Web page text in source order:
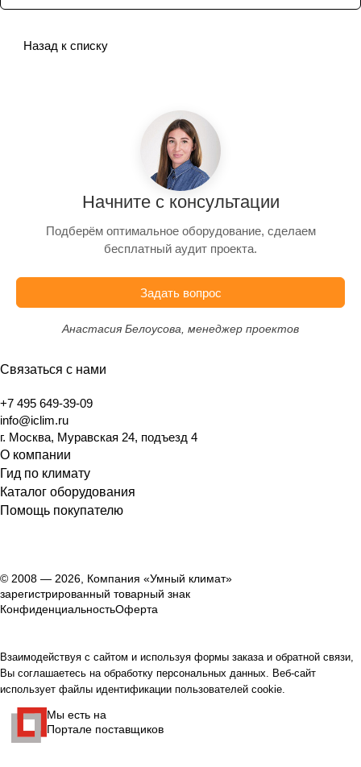
Назад к списку
Начните с консультации
Подберём оптимальное оборудование, сделаем
бесплатный аудит проекта.
Задать вопрос
Анастасия Белоусова, менеджер проектов
Связаться с нами
+7 495 649-39-09
info@iclim.ru
г. Москва, Муравская 24, подъезд 4
О компании
Гид по климату
Каталог оборудования
Помощь покупателю
© 2008 — 2026, Компания «Умный климат»
зарегистрированный товарный знак
КонфиденциальностьОферта
Взаимодействуя с сайтом и используя формы заказа и обратной связи,
Вы соглашаетесь на обработку персональных данных. Веб-сайт
использует файлы идентификации пользователей cookie.
Мы есть на
Портале поставщиков